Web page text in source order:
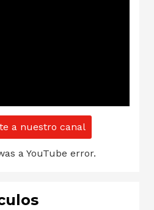
a nuestro canal
a YouTube error.